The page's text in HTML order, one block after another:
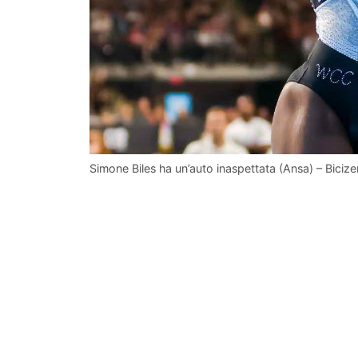
Simone Biles ha un’auto inaspettata (Ansa) –